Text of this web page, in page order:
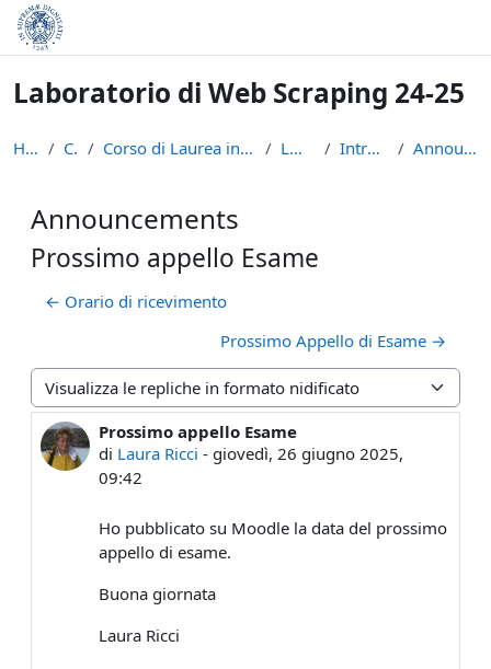
Vai al contenuto principale
Laboratorio di Web Scraping 24-25
Home Corsi Corso di Laurea in Informatica (L-31) LWS2425 Introduzione Announcements
Announcements
Prossimo appello Esame
← Orario di ricevimento
Prossimo Appello di Esame →
Modalità visualizzazione
Prossimo appello Esame
di Laura Ricci - giovedì, 26 giugno 2025,
09:42
Numero di risposte: 0
Ho pubblicato su Moodle la data del prossimo
appello di esame.
Buona giornata
Laura Ricci